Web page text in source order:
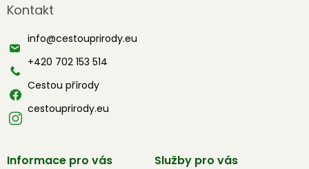
p
t
Kontakt
info@cestouprirody.eu
+420 702 153 514
Cestou přírody
cestouprirody.eu
Informace pro vás Služby pro vás